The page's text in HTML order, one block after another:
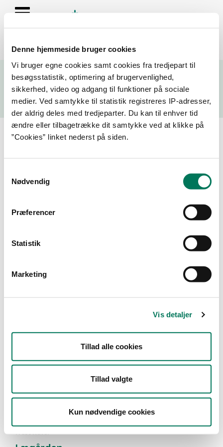
Denne hjemmeside bruger cookies
Vi bruger egne cookies samt cookies fra tredjepart til
besøgsstatistik, optimering af brugervenlighed,
sikkerhed, video og adgang til funktioner på sociale
medier. Ved samtykke til statistik registreres IP-adresser,
der aldrig deles med tredjeparter. Du kan til enhver tid
ændre eller tilbagetrække dit samtykke ved at klikke på
”Cookies” linket nederst på siden.
Nødvendig
Præferencer
Statistik
Marketing
Vis detaljer
Tillad alle cookies
Tillad valgte
Kun nødvendige cookies
Se resultater fra fødevarekontrollen og virksomhedernes seneste
fire kontrolrapporter
Søg
Søg på adresse, postnummer, by, firmanavn
Resultater for "lægården"
1 resultater
Filtrer din søgning
Type
Branche
Hospitals- og institutionskøkkener(1)
Måned